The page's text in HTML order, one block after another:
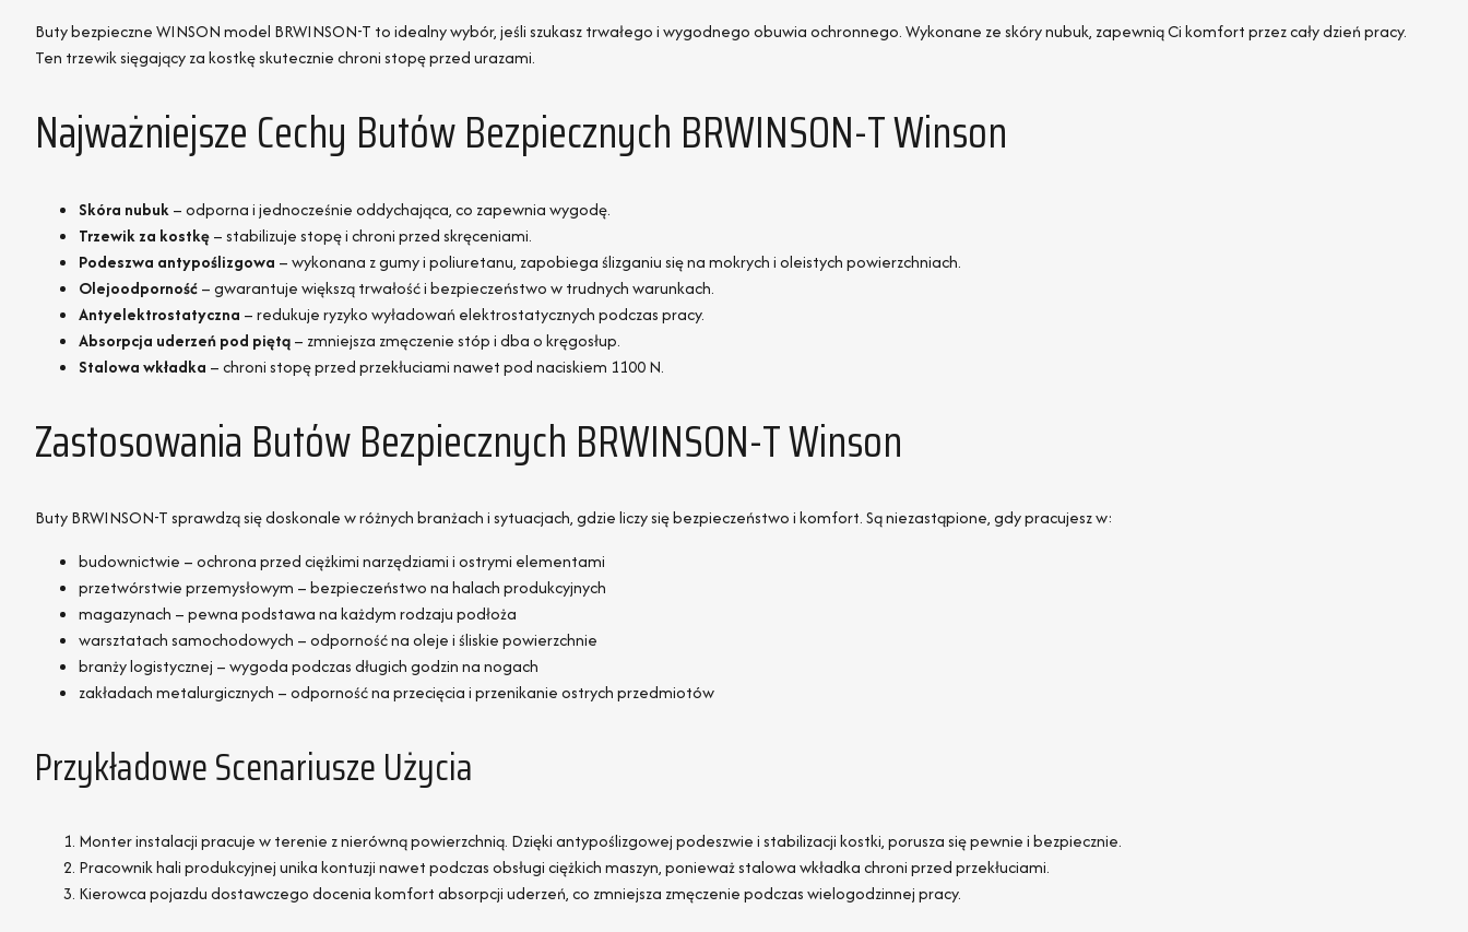
Buty bezpieczne WINSON model BRWINSON-T to idealny wybór, jeśli szukasz trwałego i wygodnego obuwia ochronnego. Wykonane ze skóry nubuk, zapewnią Ci komfort przez cały dzień pracy.
Ten trzewik sięgający za kostkę skutecznie chroni stopę przed urazami.
Najważniejsze Cechy Butów Bezpiecznych BRWINSON-T Winson
Skóra nubuk– odporna i jednocześnie oddychająca, co zapewnia wygodę.
Trzewik za kostkę– stabilizuje stopę i chroni przed skręceniami.
Podeszwa antypoślizgowa – wykonana z gumy i poliuretanu, zapobiega ślizganiu się na mokrych i oleistych powierzchniach.
Olejoodporność– gwarantuje większą trwałość i bezpieczeństwo w trudnych warunkach.
Antyelektrostatyczna – redukuje ryzyko wyładowań elektrostatycznych podczas pracy.
Absorpcja uderzeń pod piętą– zmniejsza zmęczenie stóp i dba o kręgosłup.
Stalowa wkładka – chroni stopę przed przekłuciami nawet pod naciskiem 1100 N.
Zastosowania Butów Bezpiecznych BRWINSON-T Winson
Buty BRWINSON-T sprawdzą się doskonale w różnych branżach i sytuacjach, gdzie liczy się bezpieczeństwo i komfort. Są niezastąpione, gdy pracujesz w:
budownictwie – ochrona przed ciężkimi narzędziami i ostrymi elementami
przetwórstwie przemysłowym – bezpieczeństwo na halach produkcyjnych
magazynach – pewna podstawa na każdym rodzaju podłoża
warsztatach samochodowych – odporność na oleje i śliskie powierzchnie
branży logistycznej – wygoda podczas długich godzin na nogach
zakładach metalurgicznych – odporność na przecięcia i przenikanie ostrych przedmiotów
Przykładowe Scenariusze Użycia
Monter instalacji pracuje w terenie z nierówną powierzchnią. Dzięki antypoślizgowej podeszwie i stabilizacji kostki, porusza się pewnie i bezpiecznie.
Pracownik hali produkcyjnej unika kontuzji nawet podczas obsługi ciężkich maszyn, ponieważ stalowa wkładka chroni przed przekłuciami.
Kierowca pojazdu dostawczego docenia komfort absorpcji uderzeń, co zmniejsza zmęczenie podczas wielogodzinnej pracy.